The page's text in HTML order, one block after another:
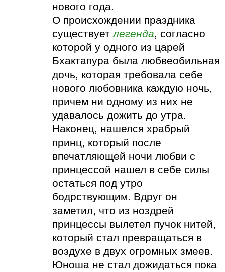
нового года.
О происхождении праздника
существуетлегенда, согласно
которой у одного из царей
Бхактапура была любвеобильная
дочь, которая требовала себе
нового любовника каждую ночь,
причем ни одному из них не
удавалось дожить до утра.
Наконец, нашелся храбрый
принц, который после
впечатляющей ночи любви с
принцессой нашел в себе силы
остаться под утро
бодрствующим. Вдруг он
заметил, что из ноздрей
принцессы вылетел пучок нитей,
который стал превращаться в
воздухе в двух огромных змеев.
Юноша не стал дожидаться пока